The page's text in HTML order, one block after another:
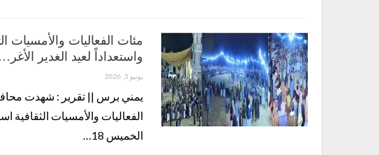
مئات الفعاليات والأمسيات
واستعداداً لعيد الغدير الأغر…
يونيو 3, 2026
يمني برس || تقرير : شهدت
الفعاليات والأمسيات الثقافية
الخميس 18…